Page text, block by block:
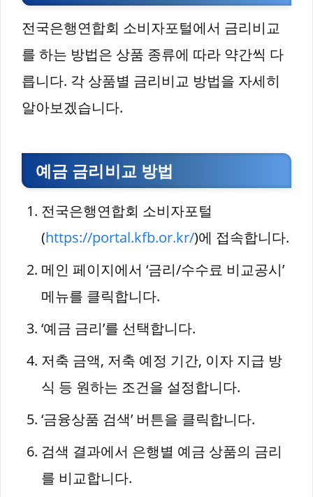
전국은행연합회 소비자포털에서 금리비교
를 하는 방법은 상품 종류에 따라 약간씩 다
릅니다. 각 상품별 금리비교 방법을 자세히
알아보겠습니다.
예금 금리비교 방법
전국은행연합회 소비자포털
(https://portal.kfb.or.kr/)에 접속합니다.
메인 페이지에서 ‘금리/수수료 비교공시’
메뉴를 클릭합니다.
‘예금 금리’를 선택합니다.
저축 금액, 저축 예정 기간, 이자 지급 방
식 등 원하는 조건을 설정합니다.
‘금융상품 검색’ 버튼을 클릭합니다.
검색 결과에서 은행별 예금 상품의 금리
를 비교합니다.